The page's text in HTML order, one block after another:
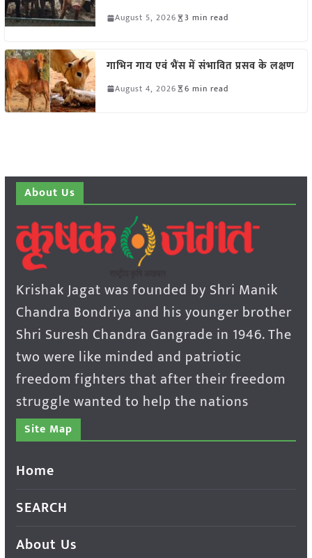
August 5, 2026 3 min read
गाभिन गाय एवं भैंस में संभावित प्रसव के लक्षण
August 4, 2026 6 min read
About Us
Krishak Jagat was founded by Shri Manik
Chandra Bondriya and his younger brother
Shri Suresh Chandra Gangrade in 1946. The
two were like minded and patriotic
freedom fighters that after their freedom
struggle wanted to help the nations
Site Map
Home
SEARCH
About Us